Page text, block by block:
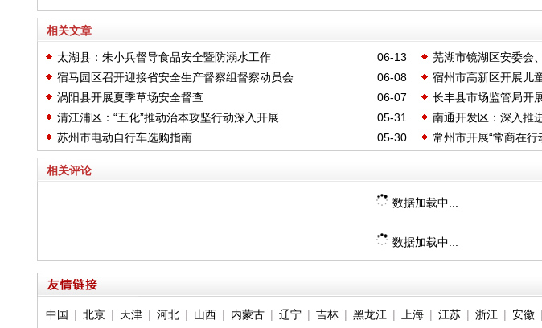
相关文章
06-13
太湖县：朱小兵督导食品安全暨防溺水工作
芜湖市镜湖区安委会
议召开
06-08
宿马园区召开迎接省安全生产督察组督察动员会
宿州市高新区开展儿
06-07
涡阳县开展夏季草场安全督查
长丰县市场监管局开
05-31
清江浦区：“五化”推动治本攻坚行动深入开展
南通开发区：深入推
05-30
苏州市电动自行车选购指南 常州市开展“常商在
相关评论
数据加载中...
数据加载中...
中国 | 北京| 天津| 河北| 山西| 内蒙古| 辽宁| 吉林| 黑龙江 | 上海| 江苏| 浙江 | 安徽|